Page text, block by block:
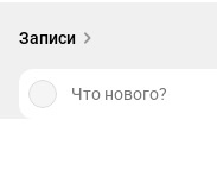
Записи
Что нового?